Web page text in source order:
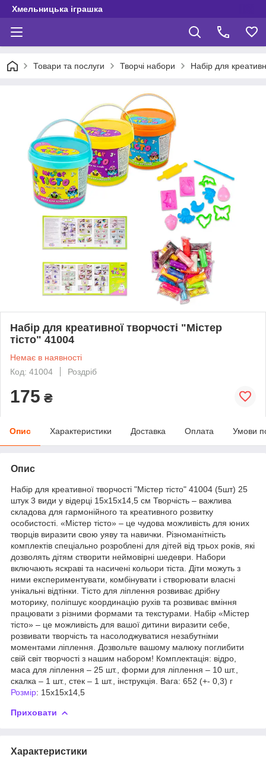
Хмельницька іграшка
Товари та послуги Творчі набори Набір для
Набір для креативної творчості "Містер
тісто" 41004
Немає в наявності
Код: 41004
Роздріб
175 ₴
Опис Характеристики Доставка Оплата Умови
Опис
Набір для креативної творчості "Містер тісто" 41004 (5шт) 25
штук 3 види у відерці 15х15х14,5 см Творчість – важлива
складова для гармонійного та креативного розвитку
особистості. «Містер тісто» – це чудова можливість для юних
творців виразити свою уяву та навички. Різноманітність
комплектів спеціально розроблені для дітей від трьох років, які
дозволять дітям створити неймовірні шедеври. Набори
включають яскраві та насичені кольори тіста. Діти можуть з
ними експериментувати, комбінувати і створювати власні
унікальні відтінки. Тісто для ліплення розвиває дрібну
моторику, поліпшує координацію рухів та розвиває вміння
працювати з різними формами та текстурами. Набір «Містер
тісто» – це можливість для вашої дитини виразити себе,
розвивати творчість та насолоджуватися незабутніми
моментами ліплення. Дозвольте вашому малюку поглибити
свій світ творчості з нашим набором! Комплектація: відро,
маса для ліплення – 25 шт., форми для ліплення – 10 шт.,
скалка – 1 шт., стек – 1 шт., інструкція. Вага: 652 (+- 0,3) г
Розмір: 15х15х14,5
Приховати
Характеристики